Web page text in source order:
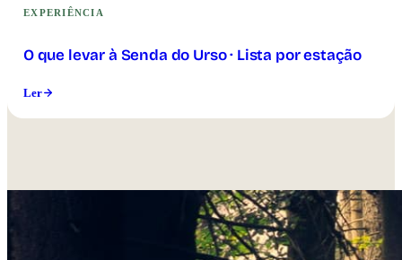
EXPERIÊNCIA
O que levar à Senda do Urso · Lista por estação
Ler